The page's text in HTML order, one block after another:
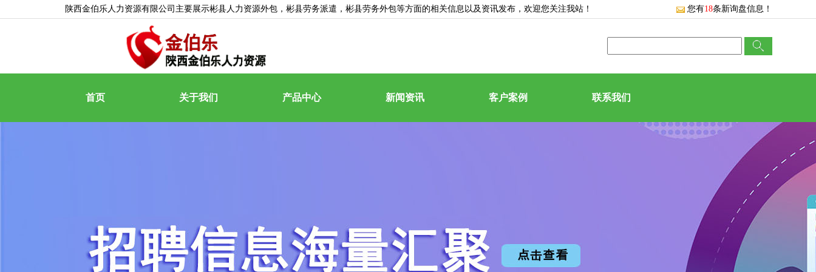
陕西金伯乐人力资源有限公司主要展示彬县人力资源外包 ，彬县劳务派遣，彬县劳务外包等方面的相关信息以及资讯发布，欢迎您关注我站！ 您有18条新询盘信息！
首页 关于我们 产品中心 新闻资讯 客户案例 联系我们